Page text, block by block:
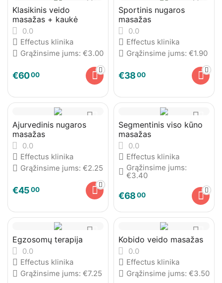
Klasikinis veido
masažas + kaukė
0.0
Effectus klinika
Grąžinsime jums: €3.00
€6000
Sportinis nugaros
masažas
0.0
Effectus klinika
Grąžinsime jums: €1.90
€3800
Ajurvedinis nugaros
masažas
0.0
Effectus klinika
Grąžinsime jums: €2.25
€4500
Segmentinis viso kūno
masažas
0.0
Effectus klinika
Grąžinsime jums:
€3.40
€6800
Egzosomų terapija
0.0
Effectus klinika
Grąžinsime jums: €7.25
Kobido veido masažas
0.0
Effectus klinika
Grąžinsime jums: €3.50